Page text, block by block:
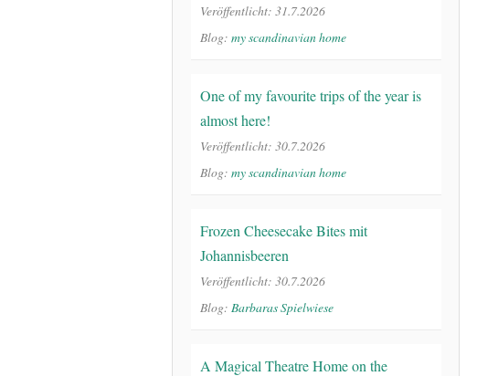
Veröffentlicht: 31.7.2026
Blog: my scandinavian home
One of my favourite trips of the year is
almost here!
Veröffentlicht: 30.7.2026
Blog: my scandinavian home
Frozen Cheesecake Bites mit
Johannisbeeren
Veröffentlicht: 30.7.2026
Blog: Barbaras Spielwiese
A Magical Theatre Home on the